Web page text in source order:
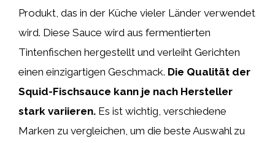
Produkt, das in der Küche vieler Länder verwendet
wird. Diese Sauce wird aus fermentierten
Tintenfischen hergestellt und verleiht Gerichten
einen einzigartigen Geschmack. Die Qualität der
Squid-Fischsauce kann je nach Hersteller
stark variieren. Es ist wichtig, verschiedene
Marken zu vergleichen, um die beste Auswahl zu